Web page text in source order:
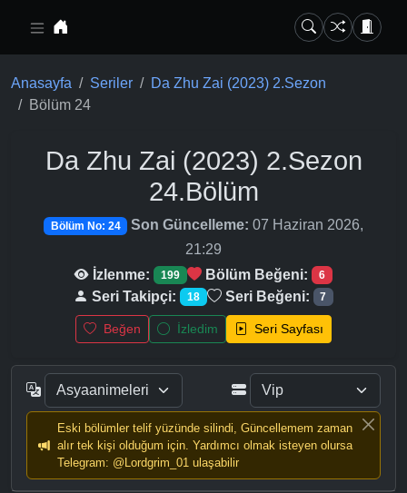
Anasayfa Seriler
Da Zhu Zai (2023) 2.Sezon
Bölüm 24
Da Zhu Zai (2023) 2.Sezon
24.Bölüm
Bölüm No: 24 Son Güncelleme: 07 Haziran 2026,
21:29
İzlenme:
199 Bölüm Beğeni: 6
Seri Takipçi: 18 Seri Beğeni: 7
Beğen İzledim Seri Sayfası
Eski bölümler telif yüzünde silindi, Güncellemem zaman
alır tek kişi olduğum için. Yardımcı olmak isteyen olursa
Telegram: @Lordgrim_01 ulaşabilir